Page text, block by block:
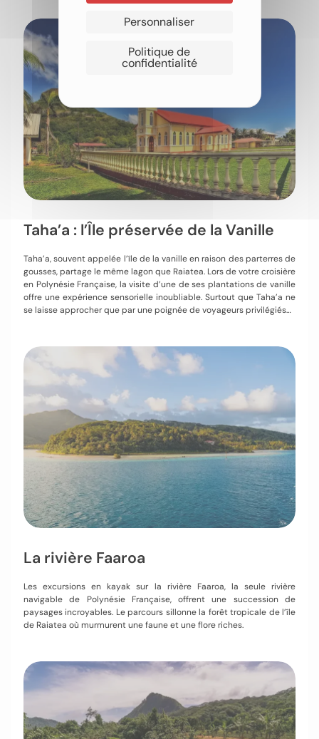
Personnaliser
Politique de
confidentialité
Taha’a : l’Île préservée de la Vanille
Taha’a, souvent appelée l’île de la vanille en raison des parterres de
gousses, partage le même lagon que Raiatea. Lors de votre croisière
en Polynésie Française, la visite d’une de ses plantations de vanille
offre une expérience sensorielle inoubliable. Surtout que Taha’a ne
se laisse approcher que par une poignée de voyageurs privilégiés…
La rivière Faaroa
Les excursions en kayak sur la rivière Faaroa, la seule rivière
navigable de Polynésie Française, offrent une succession de
paysages incroyables. Le parcours sillonne la forêt tropicale de l’île
de Raiatea où murmurent une faune et une flore riches.